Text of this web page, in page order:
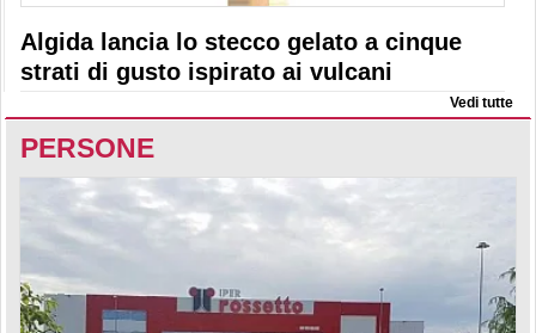
Algida lancia lo stecco gelato a cinque
strati di gusto ispirato ai vulcani
Vedi tutte
PERSONE